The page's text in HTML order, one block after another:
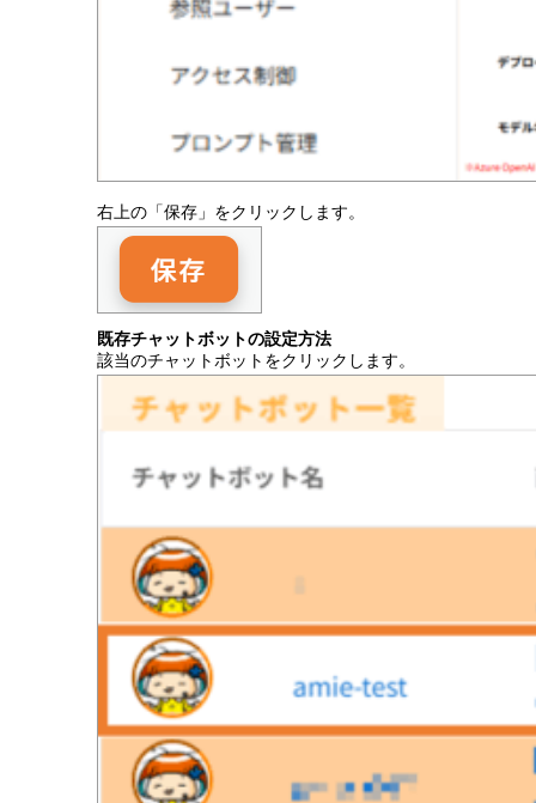
右上の「保存」をクリックします。
既存チャットボットの設定方法
該当のチャットボットをクリックします。